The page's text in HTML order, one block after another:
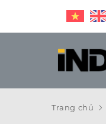
Trang chủ